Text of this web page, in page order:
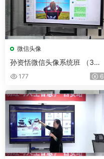
微信头像
孙资恬微信头像系统班 （3月1
-3日）视频9集
177 6